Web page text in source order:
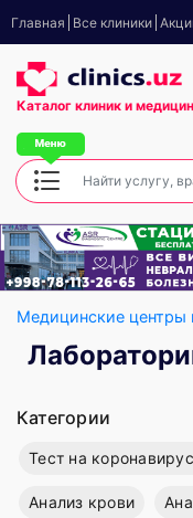
Главная Все клиники
Каталог клиник и
Медицинские центры
Категории
Тест на
Анализ крови